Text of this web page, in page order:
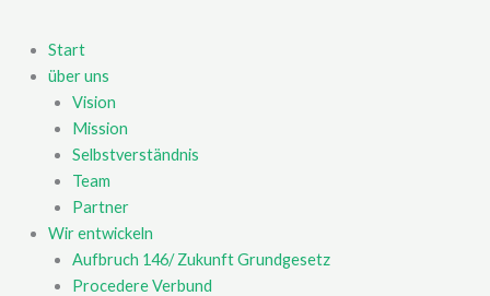
Start
über uns
Vision
Mission
Selbstverständnis
Team
Partner
Wir entwickeln
Aufbruch 146/ Zukunft Grundgesetz
Procedere Verbund